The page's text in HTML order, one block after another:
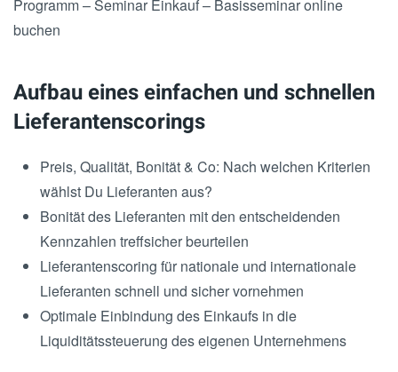
Programm – Seminar Einkauf – Basisseminar online
buchen
Aufbau eines einfachen und schnellen
Lieferantenscorings
Preis, Qualität, Bonität & Co: Nach welchen Kriterien
wählst Du Lieferanten aus?
Bonität des Lieferanten mit den entscheidenden
Kennzahlen treffsicher beurteilen
Lieferantenscoring für nationale und internationale
Lieferanten schnell und sicher vornehmen
Optimale Einbindung des Einkaufs in die
Liquiditätssteuerung des eigenen Unternehmens